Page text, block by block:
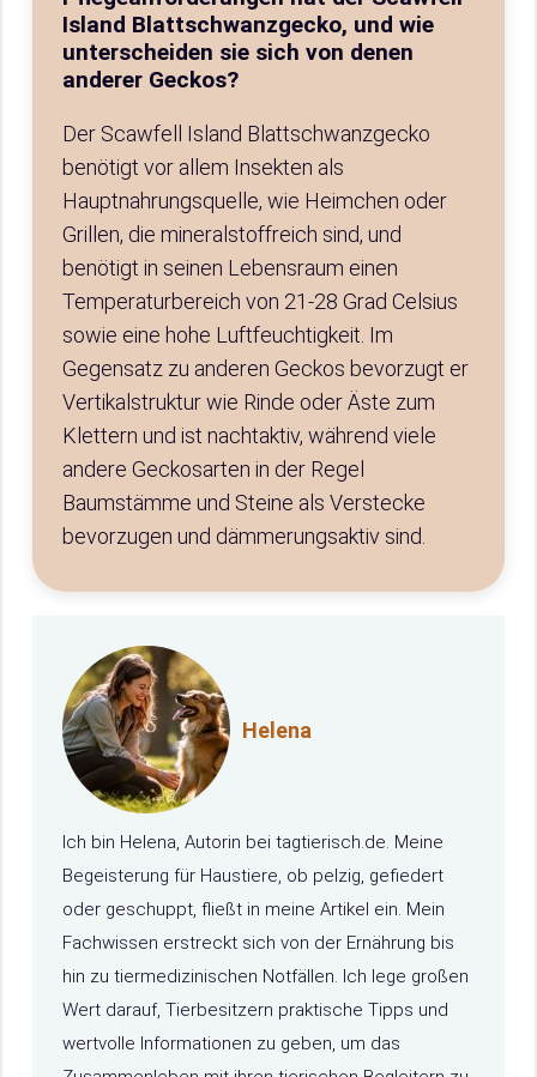
Island Blattschwanzgecko, und wie
unterscheiden sie sich von denen
anderer Geckos?
Der Scawfell Island Blattschwanzgecko
benötigt vor allem Insekten als
Hauptnahrungsquelle, wie Heimchen oder
Grillen, die mineralstoffreich sind, und
benötigt in seinen Lebensraum einen
Temperaturbereich von 21-28 Grad Celsius
sowie eine hohe Luftfeuchtigkeit. Im
Gegensatz zu anderen Geckos bevorzugt er
Vertikalstruktur wie Rinde oder Äste zum
Klettern und ist nachtaktiv, während viele
andere Geckosarten in der Regel
Baumstämme und Steine als Verstecke
bevorzugen und dämmerungsaktiv sind.
Helena
Ich bin Helena, Autorin bei tagtierisch.de. Meine
Begeisterung für Haustiere, ob pelzig, gefiedert
oder geschuppt, fließt in meine Artikel ein. Mein
Fachwissen erstreckt sich von der Ernährung bis
hin zu tiermedizinischen Notfällen. Ich lege großen
Wert darauf, Tierbesitzern praktische Tipps und
wertvolle Informationen zu geben, um das